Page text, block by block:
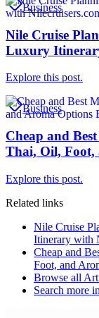
Business
Nile Cruise
Luxury
Explore this post.
Business
Cheap and
Thai, Oil, Foot,
Explore this post.
Related links
Nile Cruise
Itinerary with
Cheap and
Foot, and
Browse all
Search more in